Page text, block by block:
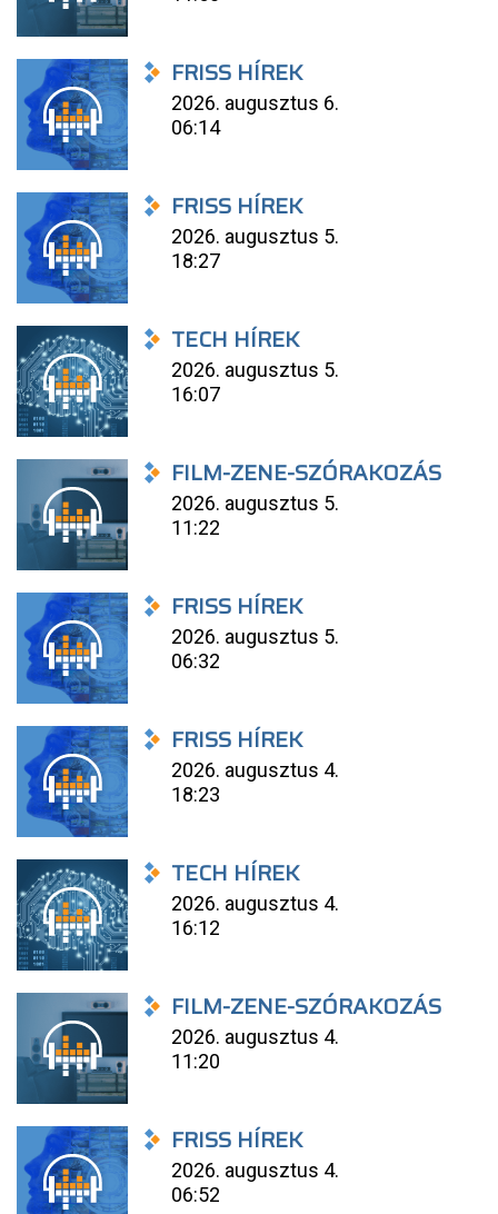
FRISS HÍREK
2026. augusztus 6.
06:14
FRISS HÍREK
2026. augusztus 5.
18:27
TECH HÍREK
2026. augusztus 5.
16:07
FILM-ZENE-SZÓRAKOZÁS
2026. augusztus 5.
11:22
FRISS HÍREK
2026. augusztus 5.
06:32
FRISS HÍREK
2026. augusztus 4.
18:23
TECH HÍREK
2026. augusztus 4.
16:12
FILM-ZENE-SZÓRAKOZÁS
2026. augusztus 4.
11:20
FRISS HÍREK
2026. augusztus 4.
06:52